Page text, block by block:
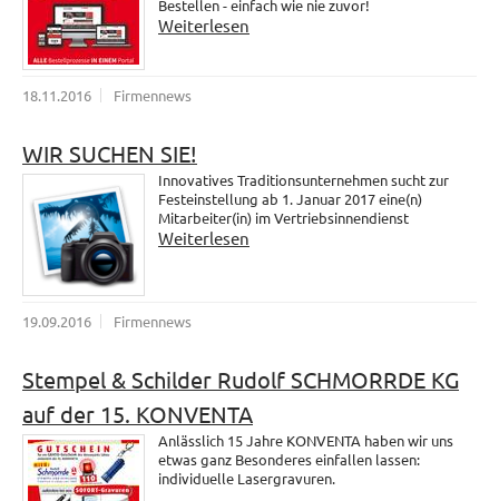
Bestellen - einfach wie nie zuvor!
Weiterlesen
18.11.2016 Firmennews
WIR SUCHEN SIE!
Innovatives Traditionsunternehmen sucht zur
Festeinstellung ab 1. Januar 2017 eine(n)
Mitarbeiter(in) im Vertriebsinnendienst
Weiterlesen
19.09.2016 Firmennews
Stempel & Schilder Rudolf SCHMORRDE KG
auf der 15. KONVENTA
Anlässlich 15 Jahre KONVENTA haben wir uns
etwas ganz Besonderes einfallen lassen:
individuelle Lasergravuren.